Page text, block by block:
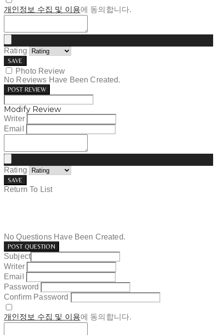
개인정보 수집 및 이용에 동의합니다.
Rating
SAVE
Photo Review
No Reviews Have Been Created.
POST REVIEW
Modify Review
Writer
Email
Rating
SAVE
Return To List
No Questions Have Been Created.
POST QUESTION
Subject
Writer
Email
Password
Confirm Password
개인정보 수집 및 이용에 동의합니다.